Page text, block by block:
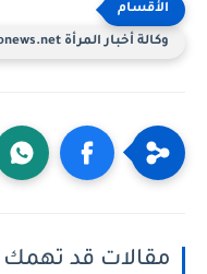
وكالة أخبار المرأة www.wonews.net info@wonews.net
مقالات قد تهمك